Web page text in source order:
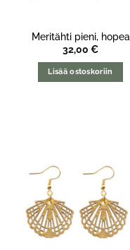
Meritähti pieni, hopea
32,00 €
Lisää ostoskoriin